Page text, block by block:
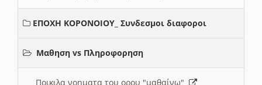
ΕΠΟΧΗ ΚΟΡΟΝΟΙΟΥ_ Συνδεσμοι διαφοροι
Μαθηση vs Πληροφορηση
Ποικιλα νοηματα του ορου "μαθαίνω"